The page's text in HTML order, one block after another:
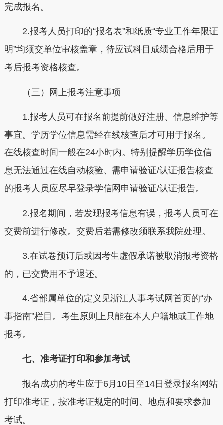
完成报名。
2.报考人员打印的“报名表”和纸质“专业工作年限证
明”均须交单位审核盖章，待应试科目成绩合格后用于
考后报考资格核查。
（三）网上报考注意事项
1.报考人员可在报名前提前做好注册、信息维护等
事宜。学历学位信息需经在线核查后才可用于报名。
在线核查时间一般在24小时内。特别提醒学历学位信
息无法通过在线自动核验、需申请验证/认证报告核查
的报考人员应尽早登录学信网申请验证/认证报告。
2.报名期间，若发现报考信息有误，报考人员可在
交费前进行修改。交费后若需修改须联系我院处理。
3.在试卷预订后或因考生虚假承诺被取消报考资格
的，已交费用不予退还。
4.省部属单位的定义见浙江人事考试网首页的“办
事指南”栏目。考生原则上只能在本人户籍地或工作地
报考。
七、准考证打印和参加考试
报名成功的考生应于6月10日至14日登录报名网站
打印准考证，按准考证规定的时间、地点和要求参加
考试。